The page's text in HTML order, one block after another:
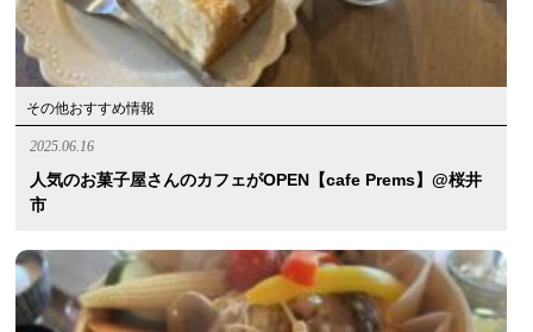
その他おすすめ情報
2025.06.16
人気のお菓子屋さんのカフェがOPEN【cafe Prems】@桜井
市